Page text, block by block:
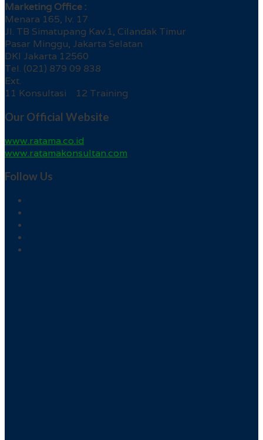
Marketing Office :
Menara 165, lv. 17
Jl. TB Simatupang Kav.1, Cilandak Timur
Pasar Minggu, Jakarta Selatan
DKI Jakarta 12560
Tel. (021) 879 09 838
Ext.
11 Konsultasi 12 Training
Our Official Website
www.ratama.co.id
www.ratamakonsultan.com
Follow Us